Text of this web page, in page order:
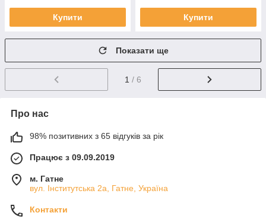
Купити Купити
Показати ще
1 / 6
Про нас
98% позитивних з 65 відгуків за рік
Працює з 09.09.2019
м. Гатне
вул. Інститутська 2а, Гатне, Україна
Контакти